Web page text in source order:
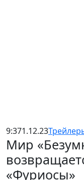
9:371.12.23
Мир
«Фуриосы»